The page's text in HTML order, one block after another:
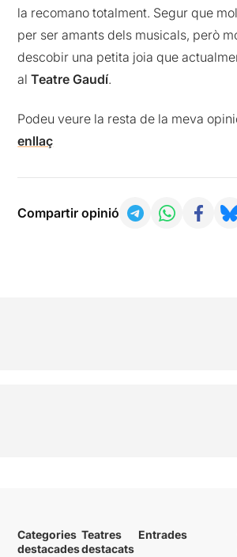
la recomano totalment. Segur que
per ser amants dels musicals, però
descobir una petita joia que
alTeatre Gaudí.
Podeu veure la resta de la meva
enllaç
Compartir opinió
Categories
destacades
Teatres
destacats
Entrades